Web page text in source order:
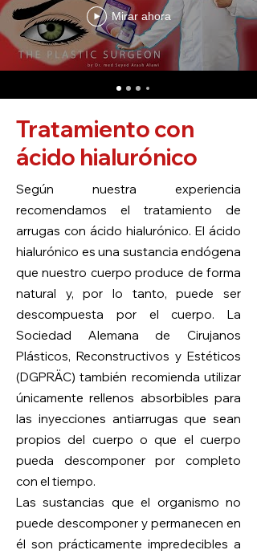
Mirar ahora
Tratamiento con
ácido hialurónico
Según nuestra experiencia
recomendamos el tratamiento de
arrugas con ácido hialurónico. El ácido
hialurónico es una sustancia endógena
que nuestro cuerpo produce de forma
natural y, por lo tanto, puede ser
descompuesta por el cuerpo. La
Sociedad Alemana de Cirujanos
Plásticos, Reconstructivos y Estéticos
(DGPRÄC) también recomienda utilizar
únicamente rellenos absorbibles para
las inyecciones antiarrugas que sean
propios del cuerpo o que el cuerpo
pueda descomponer por completo
con el tiempo.
Las sustancias que el organismo no
puede descomponer y permanecen en
él son prácticamente impredecibles a